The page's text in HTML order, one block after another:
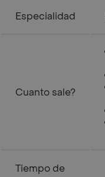
Especialidad
Cuanto sale?
Tiempo de